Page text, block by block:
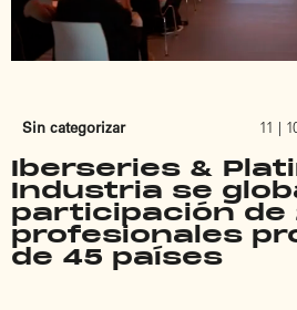
Sin categorizar 11 |
Iberseries &
Industria se
participación de
profesionales
de 45 países